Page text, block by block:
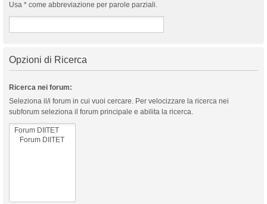
Usa * come abbreviazione per parole parziali.
Opzioni di Ricerca
Ricerca nei forum:
Seleziona il/i forum in cui vuoi cercare. Per velocizzare la ricerca nei
subforum seleziona il forum principale e abilita la ricerca.